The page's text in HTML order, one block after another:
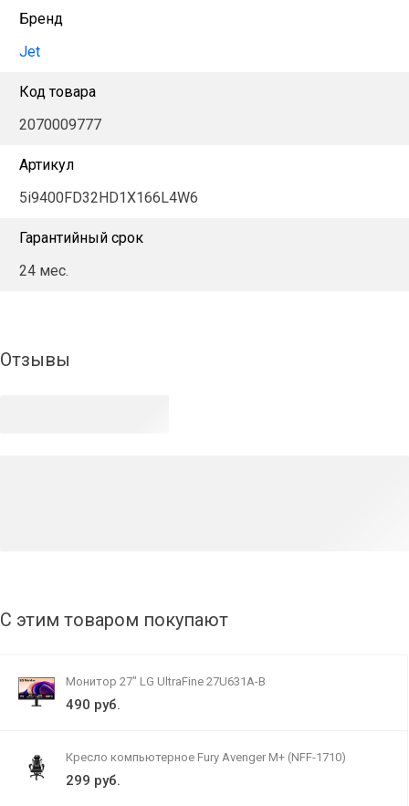
Бренд
Jet
Код товара
2070009777
Артикул
5i9400FD32HD1X166L4W6
Гарантийный срок
24 мес.
Отзывы
С этим товаром покупают
Монитор 27" LG UltraFine 27U631A-B
490 руб.
Кресло компьютерное Fury Avenger M+ (NFF-1710)
299 руб.